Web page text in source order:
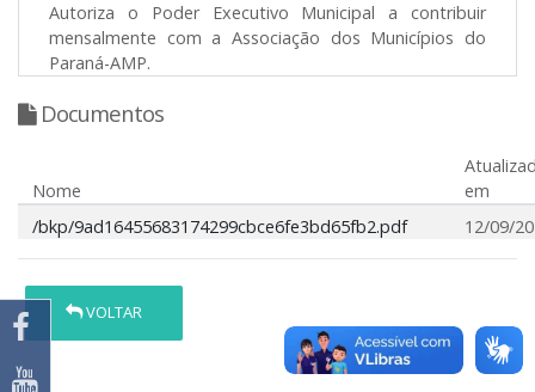
Autoriza o Poder Executivo Municipal a contribuir
mensalmente com a Associação dos Municípios do
Paraná-AMP.
Documentos
Nome
em
/bkp/9ad16455683174299cbce6fe3bd65fb2.pdf
12/09/
VOLTAR